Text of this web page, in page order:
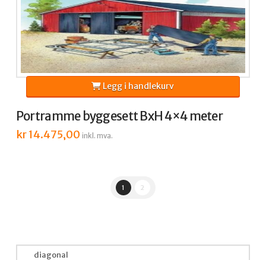
Portramme byggesett BxH 4×4 meter
kr14.475,00 inkl. mva.
Legg i handlekurv
1 2